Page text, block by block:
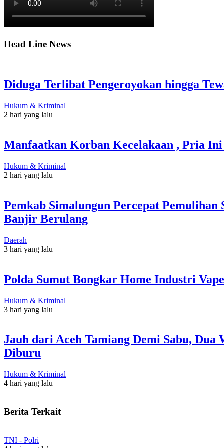
Head Line News
Diduga Terlibat Pengeroyokan hingga
Hukum & Kriminal
2 hari yang lalu
Manfaatkan Korban Kecelakaan , Pria
Hukum & Kriminal
2 hari yang lalu
Pemkab Simalungun Percepat Pemulihan
Banjir Berulang
Daerah
3 hari yang lalu
Polda Sumut Bongkar Home Industri
Hukum & Kriminal
3 hari yang lalu
Jauh dari Aceh Tamiang Demi Sabu,
Diburu
Hukum & Kriminal
4 hari yang lalu
Berita Terkait
TNI - Polri